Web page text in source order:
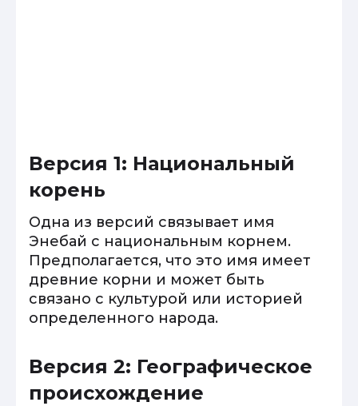
Версия 1: Национальный
корень
Одна из версий связывает имя
Энебай с национальным корнем.
Предполагается, что это имя имеет
древние корни и может быть
связано с культурой или историей
определенного народа.
Версия 2: Географическое
происхождение